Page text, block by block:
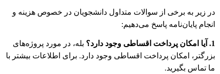
در زیر به برخی از سوالات متداول دانشجویان در خصوص هزینه و
انجام پایان‌نامه پاسخ می‌دهیم:
1. آیا امکان پرداخت اقساطی وجود دارد؟
بله، در مورد پروژه‌های
بزرگتر، امکان پرداخت اقساطی وجود دارد. برای اطلاعات بیشتر با
ما تماس بگیرید.